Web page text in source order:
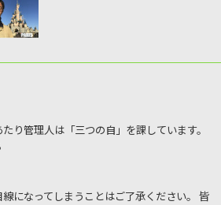
り管理人は「三つの自」を課しています。
になってしまうことはご了承ください。 皆